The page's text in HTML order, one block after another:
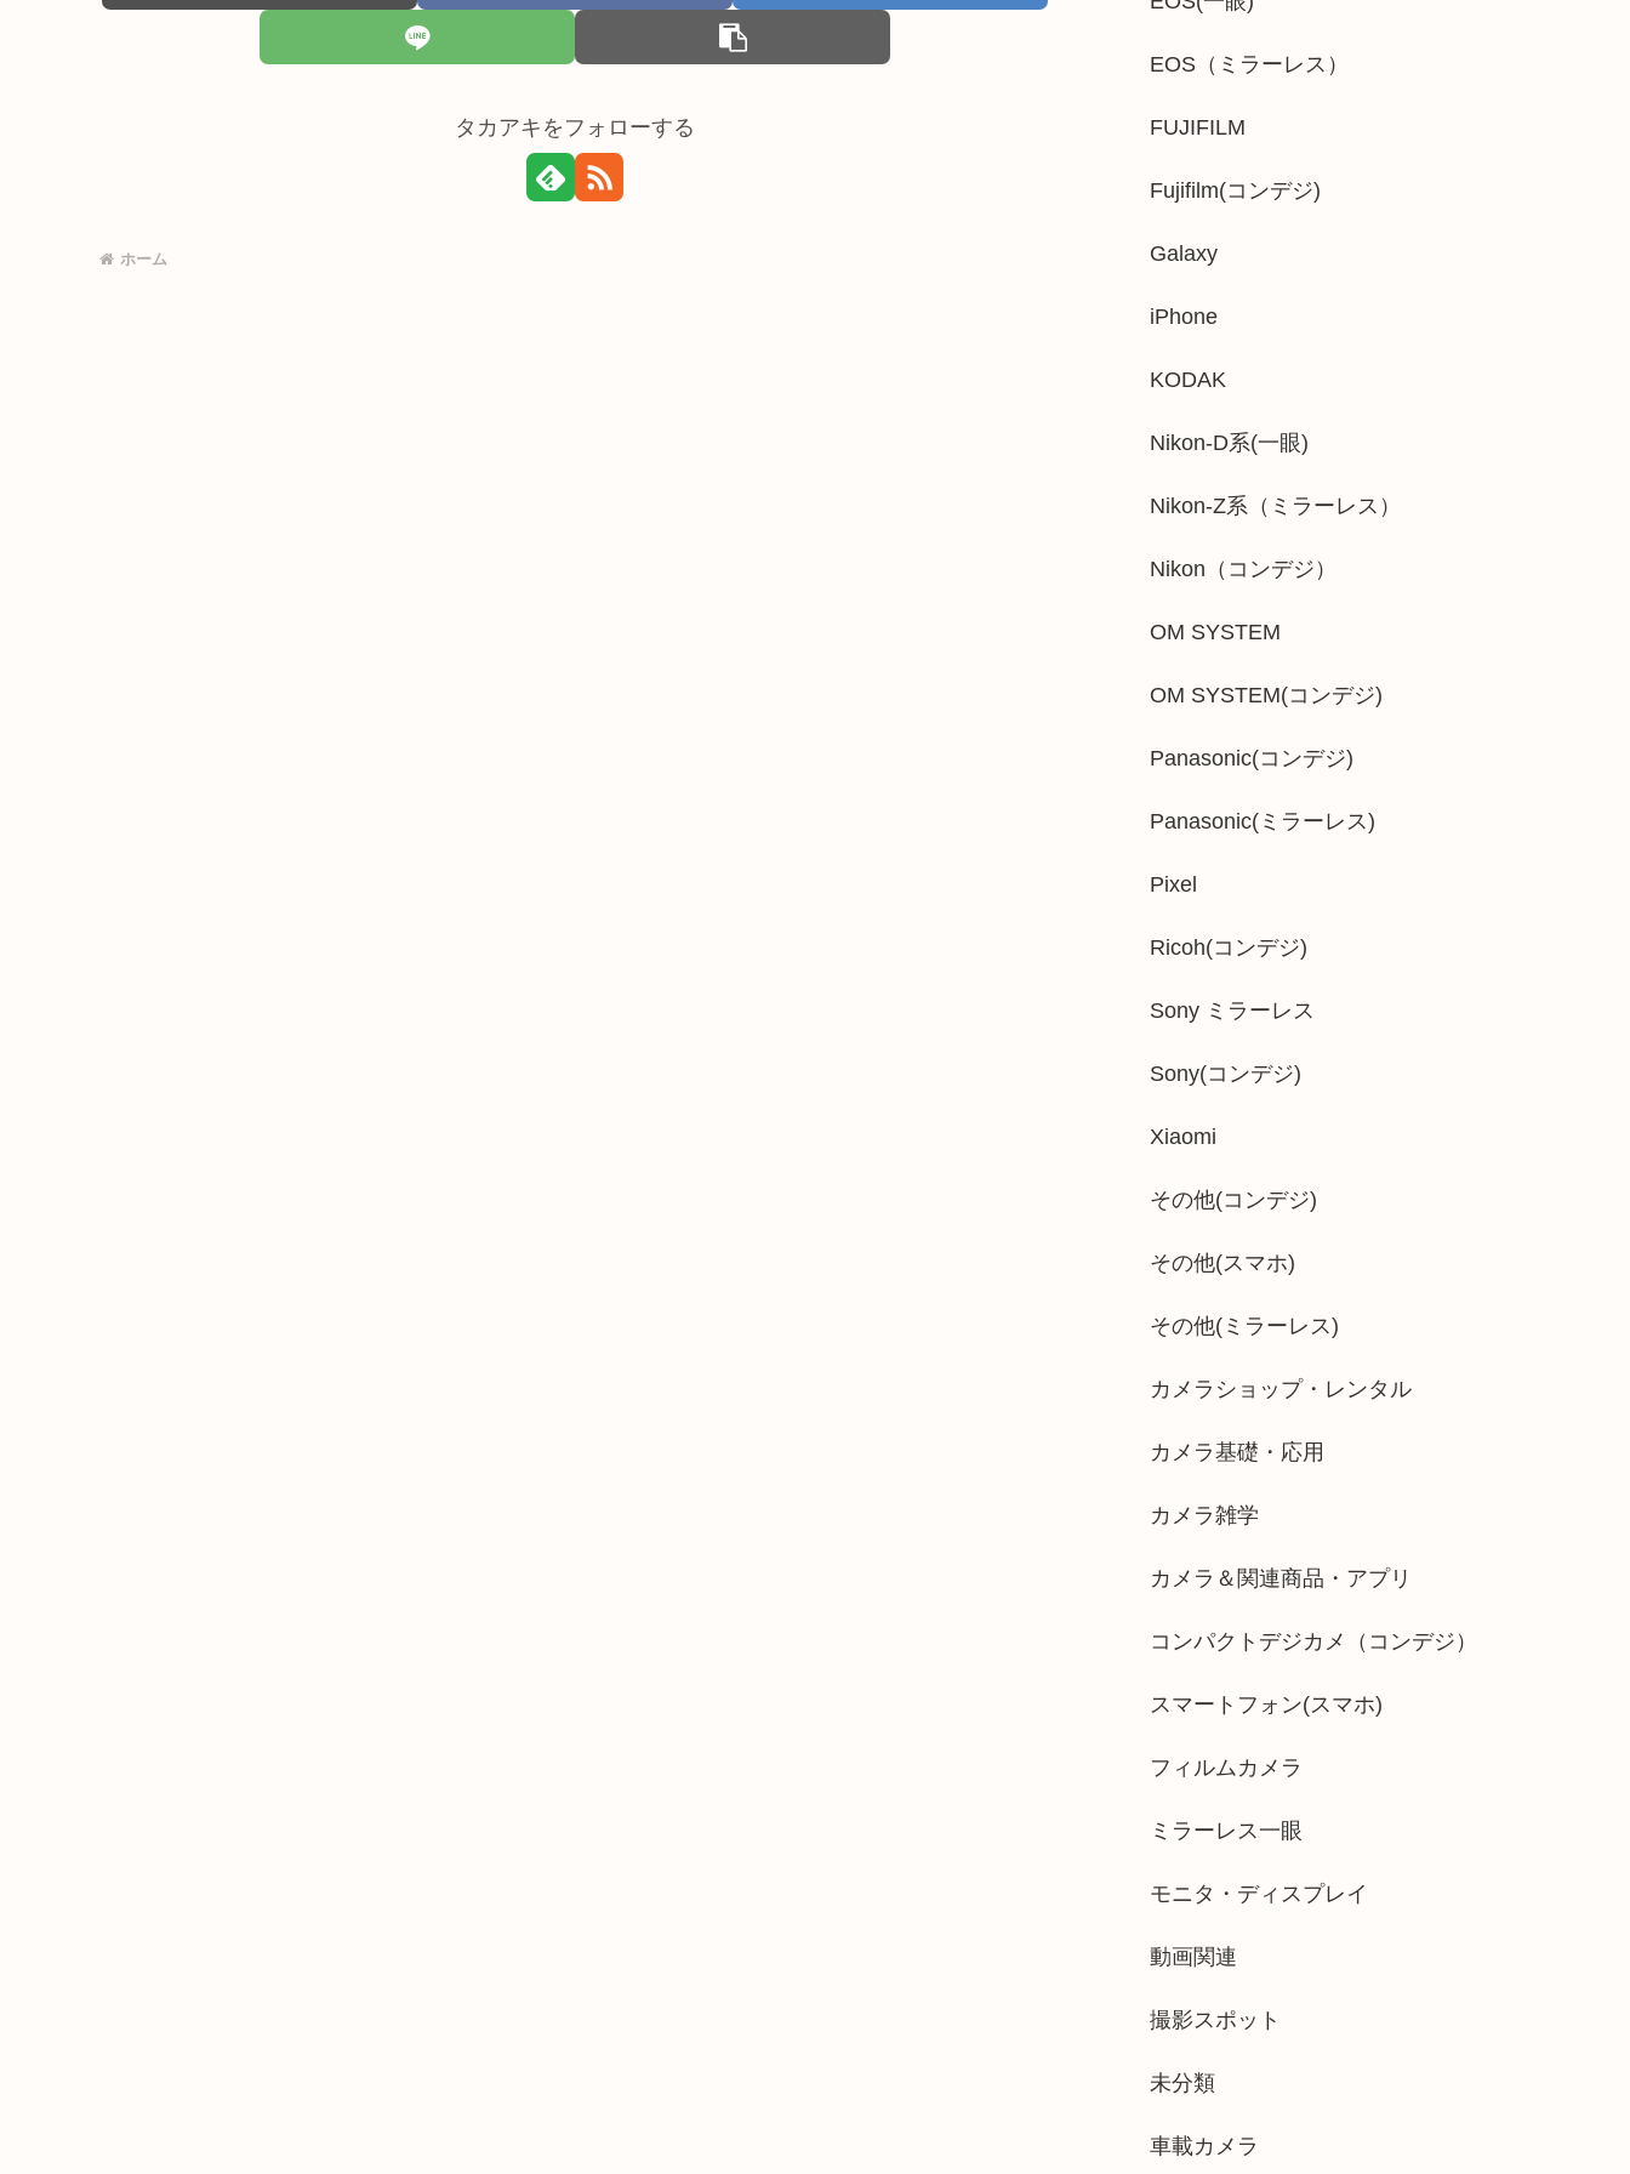
タカアキをフォローする
ホーム
EOS（ミラーレス）
FUJIFILM
Fujifilm(コンデジ)
Galaxy
iPhone
KODAK
Nikon-D系(一眼)
Nikon-Z系（ミラーレス）
Nikon（コンデジ）
OM SYSTEM
OM SYSTEM(コンデジ)
Panasonic(コンデジ)
Panasonic(ミラーレス)
Pixel
Ricoh(コンデジ)
Sony ミラーレス
Sony(コンデジ)
Xiaomi
その他(コンデジ)
その他(スマホ)
その他(ミラーレス)
カメラショップ・レンタル
カメラ基礎・応用
カメラ雑学
カメラ＆関連商品・アプリ
コンパクトデジカメ（コンデジ）
スマートフォン(スマホ)
フィルムカメラ
ミラーレス一眼
モニタ・ディスプレイ
動画関連
撮影スポット
未分類
車載カメラ